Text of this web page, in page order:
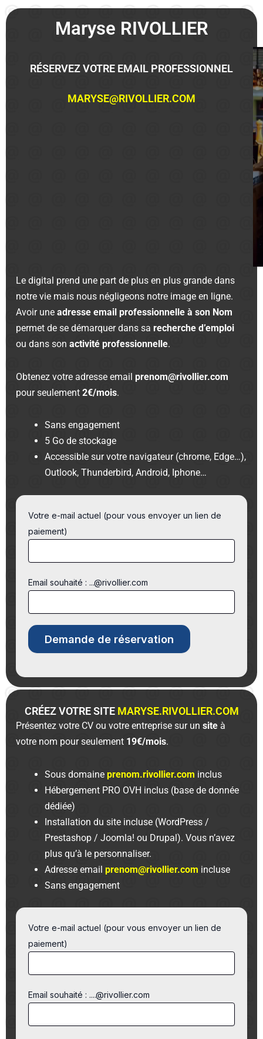
Maryse RIVOLLIER
RÉSERVEZ VOTRE EMAIL PROFESSIONNEL
MARYSE@RIVOLLIER.COM
Le digital prend une part de plus en plus grande dans
notre vie mais nous négligeons notre image en ligne.
Avoir uneadresse email professionnelle à son Nom
permet de se démarquer dans sarecherche d’emploi
ou dans sonactivité professionnelle.
Obtenez votre adresse email prenom@rivollier.com
pour seulement2€/mois.
Sans engagement
5 Go de stockage
Accessible sur votre navigateur (chrome, Edge…),
Outlook, Thunderbird, Android, Iphone…
Votre e-mail actuel (pour vous envoyer un lien de
paiement)
Email souhaité : ...@rivollier.com
CRÉEZ VOTRE SITE MARYSE.RIVOLLIER.COM
Présentez votre CV ou votre entreprise sur unsite à
votre nom pour seulement 19€/mois.
Sous domaineprenom.rivollier.com inclus
Hébergement PRO OVH inclus (base de donnée
dédiée)
Installation du site incluse (WordPress /
Prestashop / Joomla! ou Drupal). Vous n’avez
plus qu’à le personnaliser.
Adresse emailprenom@rivollier.com incluse
Sans engagement
Votre e-mail actuel (pour vous envoyer un lien de
paiement)
Email souhaité : ....@rivollier.com